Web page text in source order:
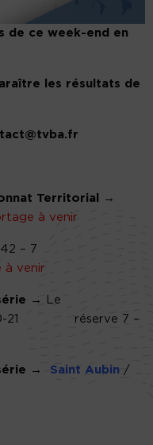
de ce week-end en
les résultats de
Territorial →
à venir
: 42 – 7
à venir
→
Le
21 réserve 7 –
→ Saint Aubin /